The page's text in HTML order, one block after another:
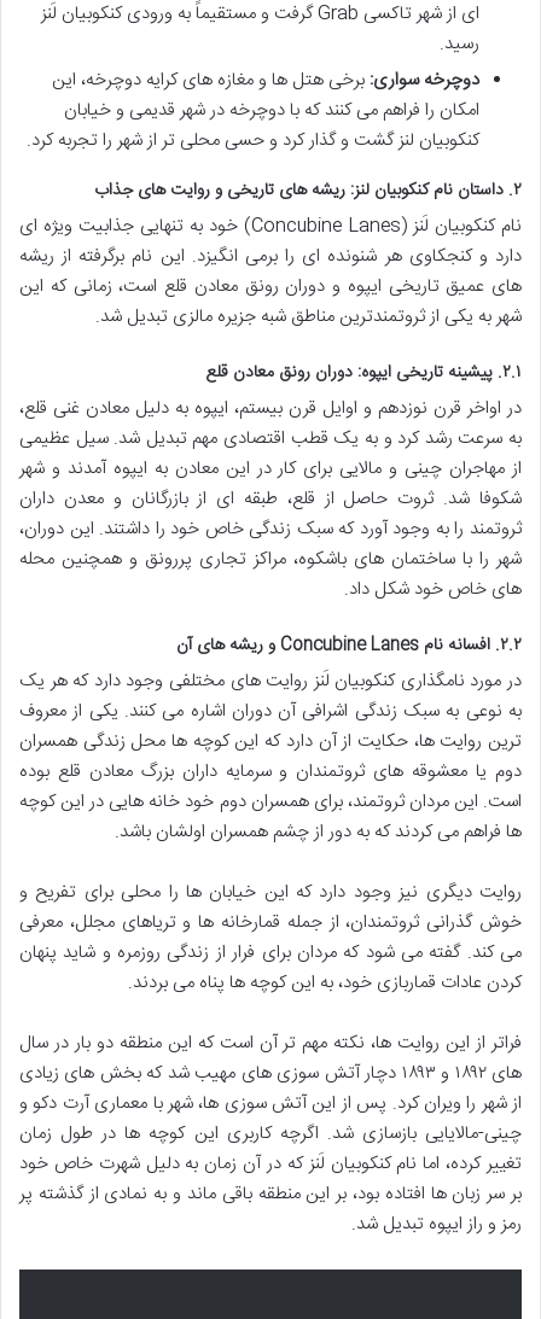
ای از شهر تاکسی Grab گرفت و مستقیماً به ورودی کنکوبیان لَنز
رسید.
دوچرخه سواری: برخی هتل ها و مغازه های کرایه دوچرخه، این
امکان را فراهم می کنند که با دوچرخه در شهر قدیمی و خیابان
کنکوبیان لنز گشت و گذار کرد و حسی محلی تر از شهر را تجربه کرد.
۲. داستان نام کنکوبیان لنز: ریشه های تاریخی و روایت های جذاب
نام کنکوبیان لَنز (Concubine Lanes) خود به تنهایی جذابیت ویژه ای
دارد و کنجکاوی هر شنونده ای را برمی انگیزد. این نام برگرفته از ریشه
های عمیق تاریخی ایپوه و دوران رونق معادن قلع است، زمانی که این
شهر به یکی از ثروتمندترین مناطق شبه جزیره مالزی تبدیل شد.
۲.۱. پیشینه تاریخی ایپوه: دوران رونق معادن قلع
در اواخر قرن نوزدهم و اوایل قرن بیستم، ایپوه به دلیل معادن غنی قلع،
به سرعت رشد کرد و به یک قطب اقتصادی مهم تبدیل شد. سیل عظیمی
از مهاجران چینی و مالایی برای کار در این معادن به ایپوه آمدند و شهر
شکوفا شد. ثروت حاصل از قلع، طبقه ای از بازرگانان و معدن داران
ثروتمند را به وجود آورد که سبک زندگی خاص خود را داشتند. این دوران،
شهر را با ساختمان های باشکوه، مراکز تجاری پررونق و همچنین محله
های خاص خود شکل داد.
۲.۲. افسانه نام Concubine Lanes و ریشه های آن
در مورد نامگذاری کنکوبیان لَنز روایت های مختلفی وجود دارد که هر یک
به نوعی به سبک زندگی اشرافی آن دوران اشاره می کنند. یکی از معروف
ترین روایت ها، حکایت از آن دارد که این کوچه ها محل زندگی همسران
دوم یا معشوقه های ثروتمندان و سرمایه داران بزرگ معادن قلع بوده
است. این مردان ثروتمند، برای همسران دوم خود خانه هایی در این کوچه
ها فراهم می کردند که به دور از چشم همسران اولشان باشد.
روایت دیگری نیز وجود دارد که این خیابان ها را محلی برای تفریح و
خوش گذرانی ثروتمندان، از جمله قمارخانه ها و تریاهای مجلل، معرفی
می کند. گفته می شود که مردان برای فرار از زندگی روزمره و شاید پنهان
کردن عادات قماربازی خود، به این کوچه ها پناه می بردند.
فراتر از این روایت ها، نکته مهم تر آن است که این منطقه دو بار در سال
های ۱۸۹۲ و ۱۸۹۳ دچار آتش سوزی های مهیب شد که بخش های زیادی
از شهر را ویران کرد. پس از این آتش سوزی ها، شهر با معماری آرت دکو و
چینی-مالایایی بازسازی شد. اگرچه کاربری این کوچه ها در طول زمان
تغییر کرده، اما نام کنکوبیان لَنز که در آن زمان به دلیل شهرت خاص خود
بر سر زبان ها افتاده بود، بر این منطقه باقی ماند و به نمادی از گذشته پر
رمز و راز ایپوه تبدیل شد.